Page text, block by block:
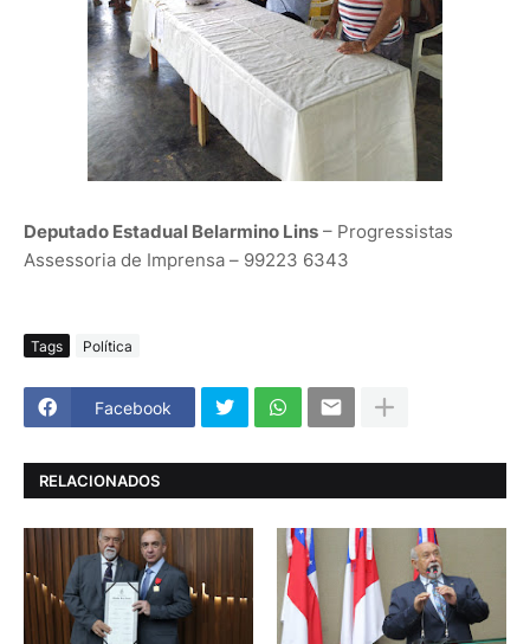
Deputado Estadual Belarmino Lins – Progressistas
Assessoria de Imprensa – 99223 6343
Tags Política
Facebook
RELACIONADOS